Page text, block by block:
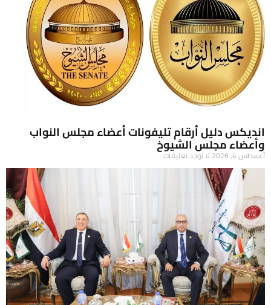
انديكس دليل أرقام تليفونات أعضاء مجلس النواب
وأعضاء مجلس الشيوخ
أغسطس 4, 2026 لا توجد تعليقات